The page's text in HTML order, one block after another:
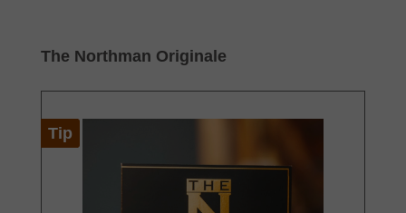
Skip product gallery
The Northman Originale
Tip